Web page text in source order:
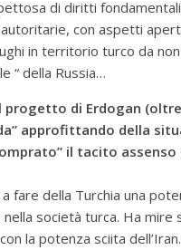
di diritti
con aspetti
in territorio turco da
“ della Russia…
di Erdogan
approfittando della
il tacito assenso
fare della Turchia una
società turca. Ha mire
la potenza sciita